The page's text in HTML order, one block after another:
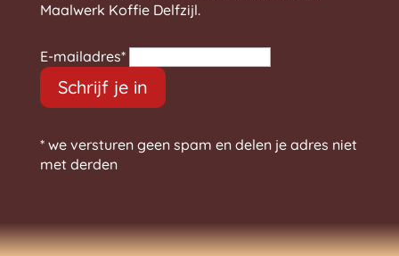
Maalwerk Koffie Delfzijl.
E-mailadres*
Schrijf je in
* we versturen geen spam en delen je adres niet
met derden